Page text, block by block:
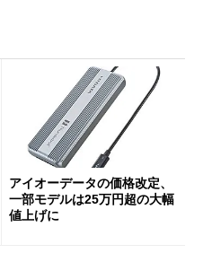
アイオーデータの価格改定、
一部モデルは25万円超の大幅
値上げに